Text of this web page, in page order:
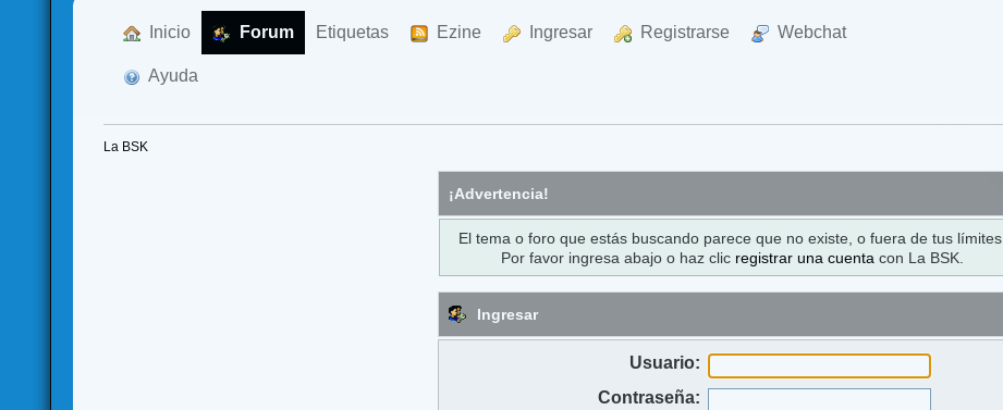
Inicio Forum Etiquetas Ezine Ingresar Registrarse Webchat
Ayuda
La BSK
¡Advertencia!
El tema o foro que estás buscando parece que no existe, o fuera de tus límites.
Por favor ingresa abajo o haz clic registrar una cuenta con La BSK.
Ingresar
Usuario:
Contraseña: